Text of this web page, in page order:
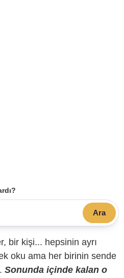
Ara
bir kişi... hepsinin ayrı
oku ama her birinin sende
Sonunda içinde kalan o